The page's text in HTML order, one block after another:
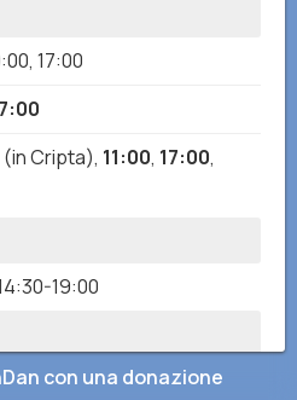
, 17:00
(in Cripta), 11:00, 17:00,
19:00
con una donazione